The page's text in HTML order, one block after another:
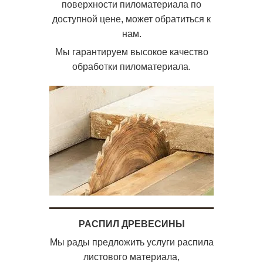
поверхности пиломатериала по
доступной цене, может обратиться к
нам.
Мы гарантируем высокое качество
обработки пиломатериала.
РАСПИЛ ДРЕВЕСИНЫ
Мы рады предложить услуги распила
листового материала,